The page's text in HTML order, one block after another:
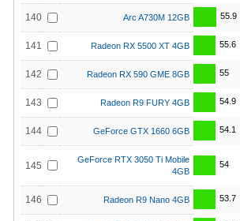
140 Arc A730M 12GB 55.9
141 Radeon RX 5500 XT 4GB 55.6
142 Radeon RX 590 GME 8GB 55
143 Radeon R9 FURY 4GB 54.9
144 GeForce GTX 1660 6GB 54.1
145
GeForce RTX 3050 Ti Mobile
4GB
54
146 Radeon R9 Nano 4GB 53.7